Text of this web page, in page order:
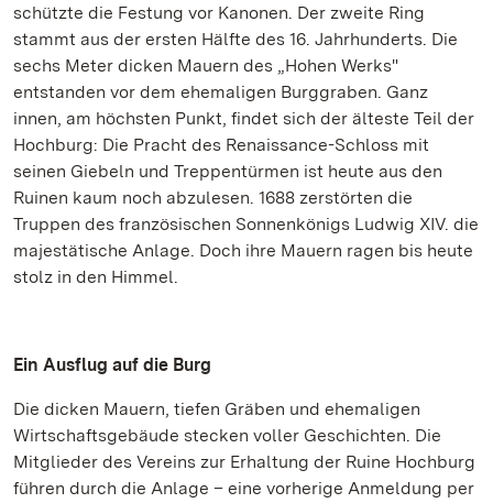
schützte die Festung vor Kanonen. Der zweite Ring
stammt aus der ersten Hälfte des 16. Jahrhunderts. Die
sechs Meter dicken Mauern des „Hohen Werks"
entstanden vor dem ehemaligen Burggraben. Ganz
innen, am höchsten Punkt, findet sich der älteste Teil der
Hochburg: Die Pracht des Renaissance-Schloss mit
seinen Giebeln und Treppentürmen ist heute aus den
Ruinen kaum noch abzulesen. 1688 zerstörten die
Truppen des französischen Sonnenkönigs Ludwig XIV. die
majestätische Anlage. Doch ihre Mauern ragen bis heute
stolz in den Himmel.
Ein Ausflug auf die Burg
Die dicken Mauern, tiefen Gräben und ehemaligen
Wirtschaftsgebäude stecken voller Geschichten. Die
Mitglieder des Vereins zur Erhaltung der Ruine Hochburg
führen durch die Anlage – eine vorherige Anmeldung per